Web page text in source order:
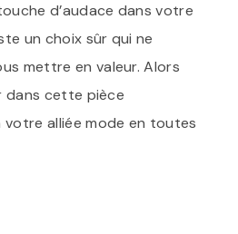
d’audace dans votre
un choix sûr qui ne
mettre en valeur. Alors
dans cette pièce
votre alliée mode en toutes